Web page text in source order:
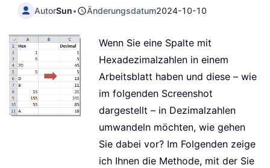
AutorSun• Änderungsdatum2024-10-10
Wenn Sie eine Spalte mit
Hexadezimalzahlen in einem
Arbeitsblatt haben und diese – wie
im folgenden Screenshot
dargestellt – in Dezimalzahlen
umwandeln möchten, wie gehen
Sie dabei vor? Im Folgenden zeige
ich Ihnen die Methode, mit der Sie